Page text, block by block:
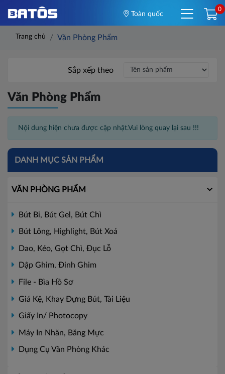
Toàn quốc
0
Trang chủ Văn Phòng Phẩm
DANH MỤC SẢN PHẨM
VĂN PHÒNG PHẨM
Bút Bi, Bút Gel, Bút Chì
Bút Lông, Highlight, Bút Xoá
Dao, Kéo, Gọt Chì, Đục Lỗ
Dập Ghim, Đinh Ghim
File - Bìa Hồ Sơ
Giá Kệ, Khay Đựng Bút, Tài Liệu
Giấy In/ Photocopy
Máy In Nhãn, Băng Mực
Dụng Cụ Văn Phòng Khác
Sắp xếp theo
Văn Phòng Phẩm
Nội dung hiện chưa được cập nhật.Vui lòng quay lại sau !!!